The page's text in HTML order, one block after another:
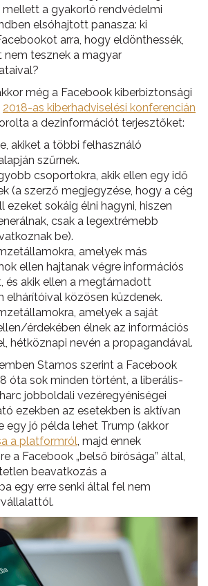
a gyakorló rendvédelmi
elsóhajtott panasza: ki
arra, hogy eldönthessék,
nem tesznek a magyar
még a Facebook kiberbiztonsági
2018-as kiberhadviselési konferencián
a dezinformációt terjesztőket:
akiket a többi felhasználó
szűrnek.
csoportokra, akik ellen egy idő
(a szerző megjegyzése, hogy a cég
ezeket sokáig élni hagyni, hiszen
csak a legextrémebb
be).
amelyek más
ellen hajtanak végre információs
és akik ellen a megtámadott
elhárítóival közösen küzdenek.
amelyek a saját
érdekében élnek az információs
hétköznapi nevén a propagandával.
Stamos szerint a Facebook
óta sok minden történt, a liberális-
jobboldali vezéregyéniségei
ezekben az esetekben is aktívan
egy jó példa lehet Trump (akkor
a platformról, majd ennek
a Facebook „belső bírósága” által,
beavatkozás a
egy erre senki által fel nem